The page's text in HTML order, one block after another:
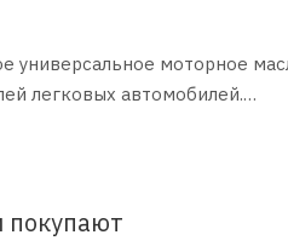
универсальное моторное
легковых автомобилей.
тяжелых условиях
покупают